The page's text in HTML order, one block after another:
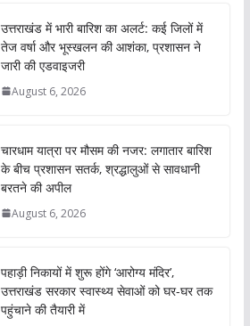
उत्तराखंड में भारी बारिश का अलर्ट: कई जिलों में
तेज वर्षा और भूस्खलन की आशंका, प्रशासन ने
जारी की एडवाइजरी
August 6, 2026
चारधाम यात्रा पर मौसम की नजर: लगातार बारिश
के बीच प्रशासन सतर्क, श्रद्धालुओं से सावधानी
बरतने की अपील
August 6, 2026
पहाड़ी निकायों में शुरू होंगे ‘आरोग्य मंदिर’,
उत्तराखंड सरकार स्वास्थ्य सेवाओं को घर-घर तक
पहुंचाने की तैयारी में